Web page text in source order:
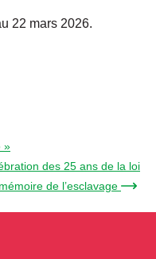
22 mars 2026.
»
des 25 ans de la loi
de l’esclavage →